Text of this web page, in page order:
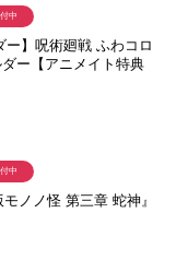
ー】呪術廻戦 ふわコロ
ー【アニメイト特典
中
モノノ怪 第三章 蛇神』
中